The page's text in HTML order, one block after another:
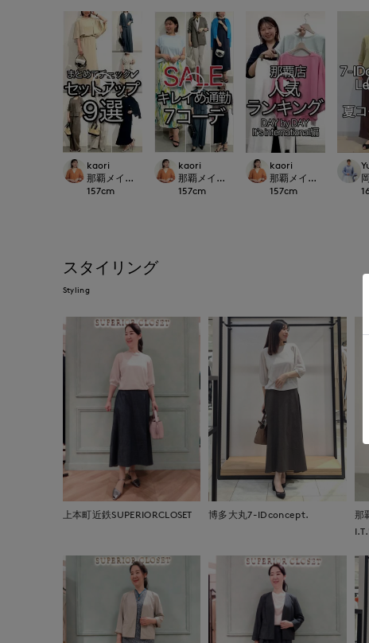
kaori
那覇メインプレイスI.T.'S.international
157cm
kaori
那覇メインプレイスI.T.'S.international
157cm
kaori
那覇メインプレイス
157cm
スタイリング
Styling
上本町近鉄SUPERIORCLOSET 博多大丸7-IDconcept.
那